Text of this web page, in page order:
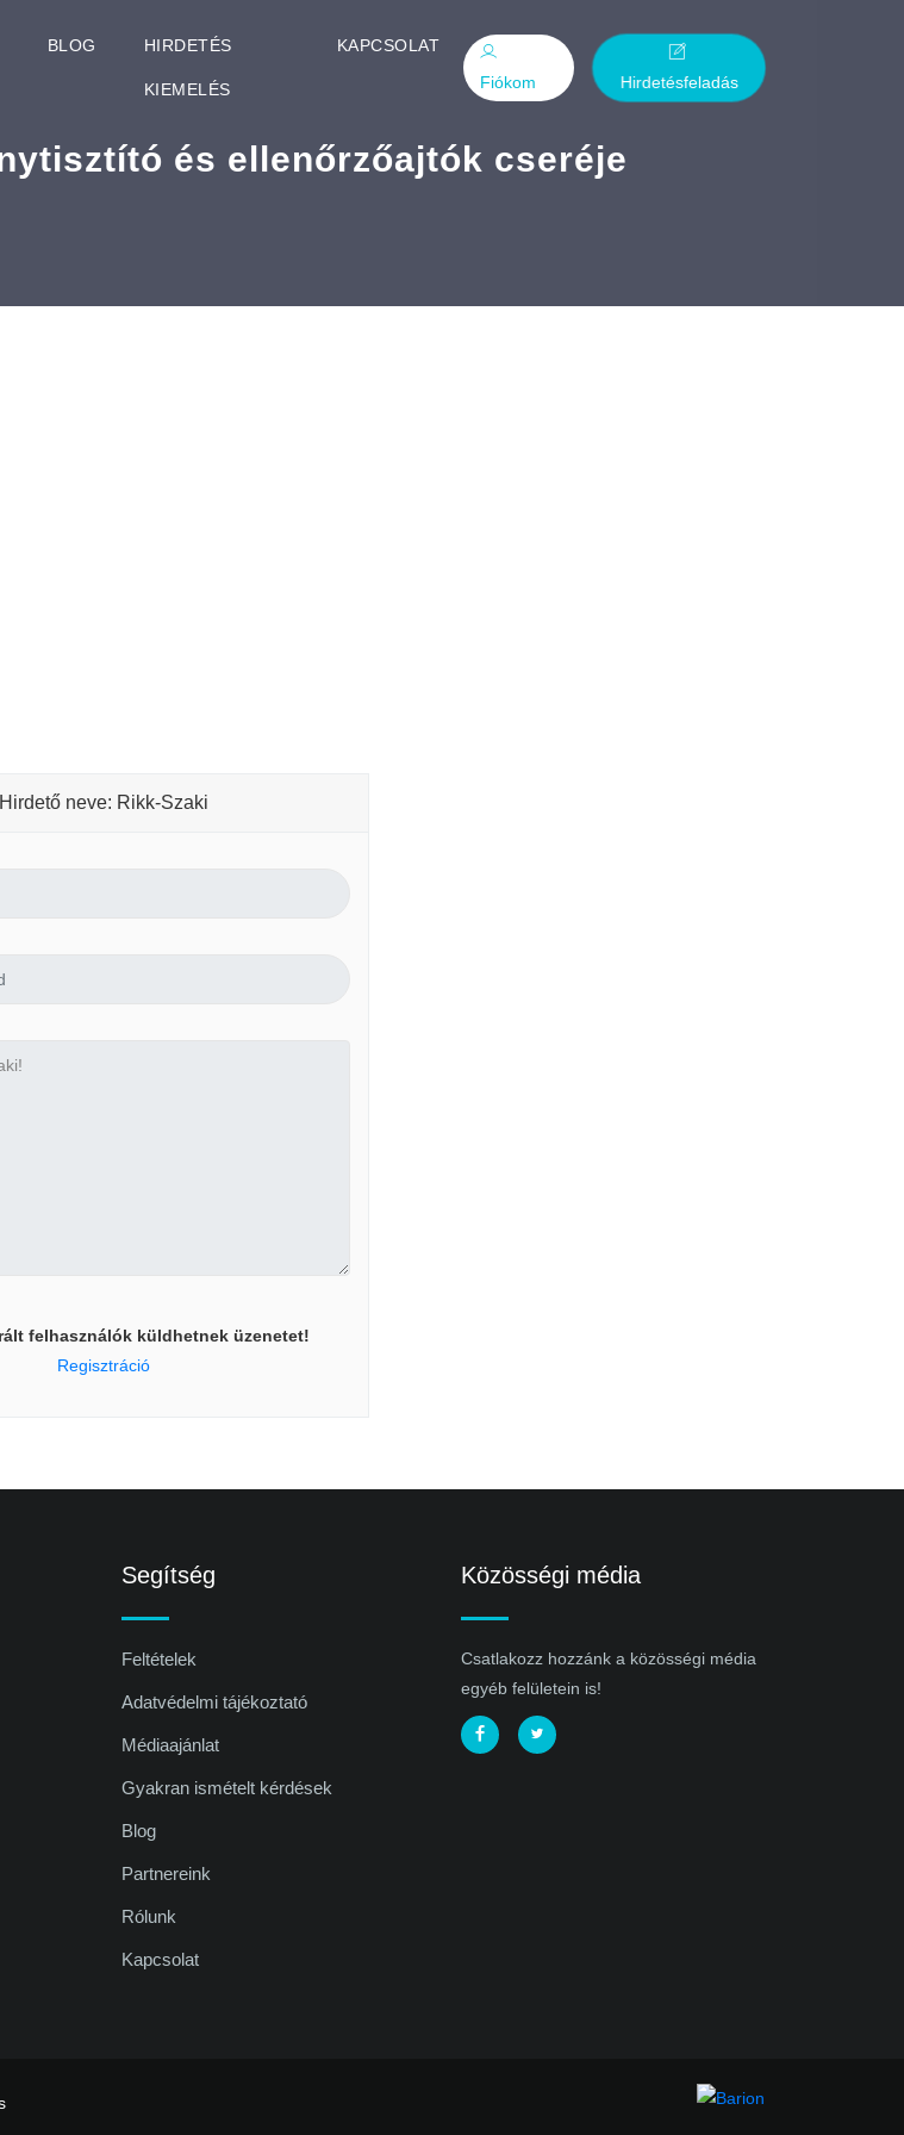
BLOG HIRDETÉS
KIEMELÉS
KAPCSOLAT
Fiókom
Hirdetésfeladás
és ellenőrzőajtók cseréje
Hirdető neve: Rikk-Szaki
felhasználók küldhetnek üzenetet!
Regisztráció
Segítség
Feltételek
Adatvédelmi tájékoztató
Médiaajánlat
Gyakran ismételt kérdések
Blog
Partnereink
Rólunk
Kapcsolat
Közösségi média
Csatlakozz hozzánk a közösségi média
egyéb felületein is!